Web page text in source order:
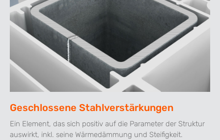
Geschlossene Stahlverstärkungen
Ein Element, das sich positiv auf die Parameter der Struktur
auswirkt, inkl. seine Wärmedämmung und Steifigkeit.